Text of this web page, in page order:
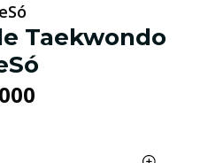
Taekwondo